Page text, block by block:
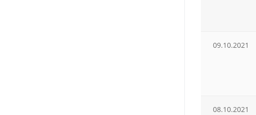
09.10.2021
08.10.2021